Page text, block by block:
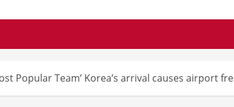
Popular Team’ Korea’s arrival causes airport